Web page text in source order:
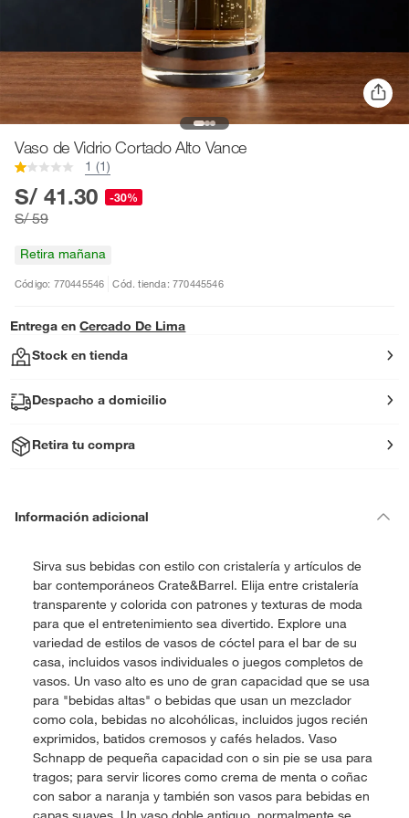
Vaso de Vidrio Cortado Alto Vance
1 (1)
S/ 41.30 -30%
S/ 59
Retira mañana
Código: 770445546 Cód. tienda: 770445546
Entrega en Cercado De Lima
Stock en tienda
Despacho a domicilio
Retira tu compra
Información adicional
Sirva sus bebidas con estilo con cristalería y artículos de
bar contemporáneos Crate&Barrel. Elija entre cristalería
transparente y colorida con patrones y texturas de moda
para que el entretenimiento sea divertido. Explore una
variedad de estilos de vasos de cóctel para el bar de su
casa, incluidos vasos individuales o juegos completos de
vasos. Un vaso alto es uno de gran capacidad que se usa
para "bebidas altas" o bebidas que usan un mezclador
como cola, bebidas no alcohólicas, incluidos jugos recién
exprimidos, batidos cremosos y cafés helados. Vaso
Schnapp de pequeña capacidad con o sin pie se usa para
tragos; para servir licores como crema de menta o coñac
con sabor a naranja y también son vasos para bebidas en